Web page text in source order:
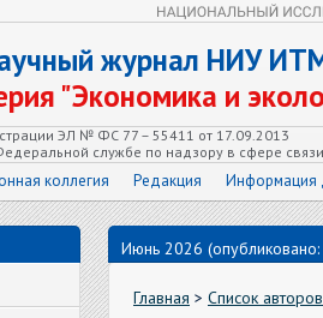
журнал НИУ
"Экономика и
ЭЛ № ФС 77 – 55411 от 17.09.2013
службе по надзору в сфере
коллегия Редакция Информация
Июнь 2026
Главная > Список авторов